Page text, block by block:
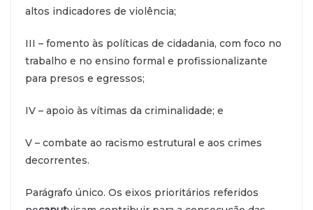
altos indicadores de violência;
III – fomento às políticas de cidadania, com foco no
trabalho e no ensino formal e profissionalizante
para presos e egressos;
IV – apoio às vítimas da criminalidade; e
V – combate ao racismo estrutural e aos crimes
decorrentes.
Parágrafo único. Os eixos prioritários referidos